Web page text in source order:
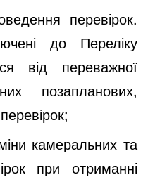
перевірок.
до Переліку
від переважної
позапланових,
камеральних та
при отриманні